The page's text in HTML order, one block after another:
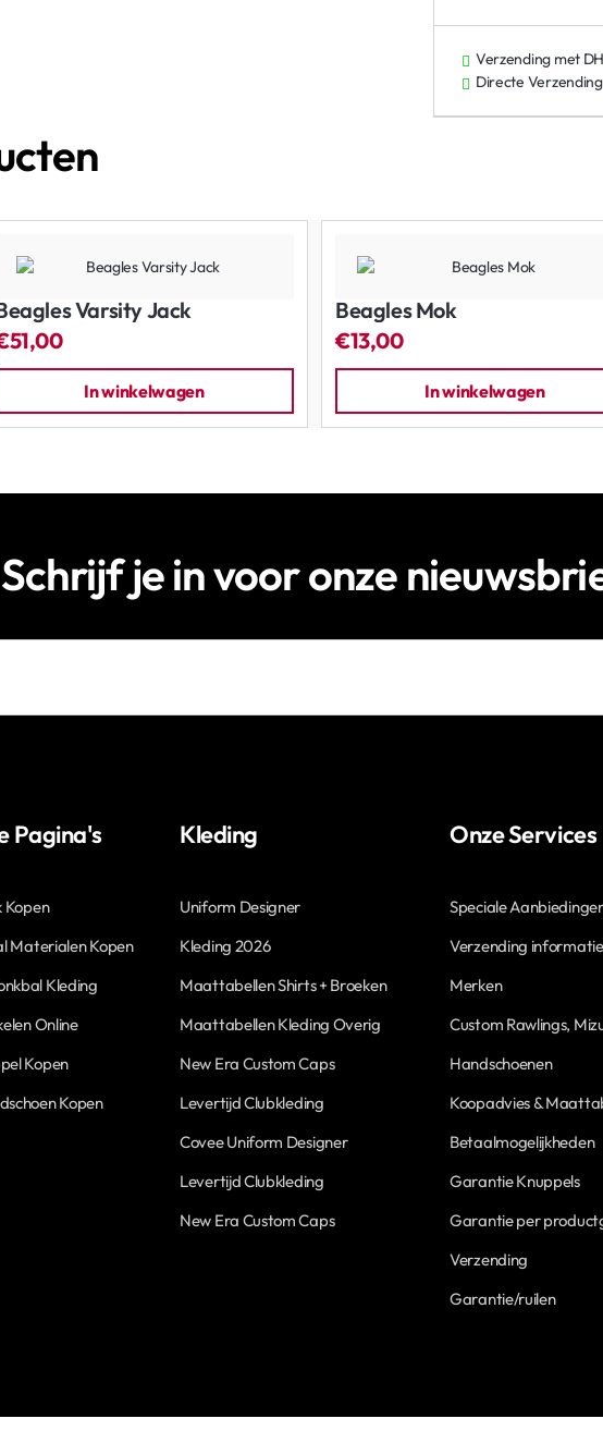
Verzending met
Directe Verzending
Varsity Jack
In winkelwagen
Beagles Mok
€13,00
In winkelwagen
Schrijf je in voor onze
Pagina's
Kopen
Materialen Kopen
Kleding
Online
Kopen
Kopen
Kleding
Uniform Designer
Kleding 2026
Maattabellen Shirts + Broeken
Maattabellen Kleding Overig
New Era Custom Caps
Levertijd Clubkleding
Covee Uniform Designer
Levertijd Clubkleding
New Era Custom Caps
Onze Services
Speciale
Verzending informatie
Merken
Custom Rawlings,
Handschoenen
Koopadvies &
Betaalmogelijkheden
Garantie Knuppels
Garantie per
Verzending
Garantie/ruilen